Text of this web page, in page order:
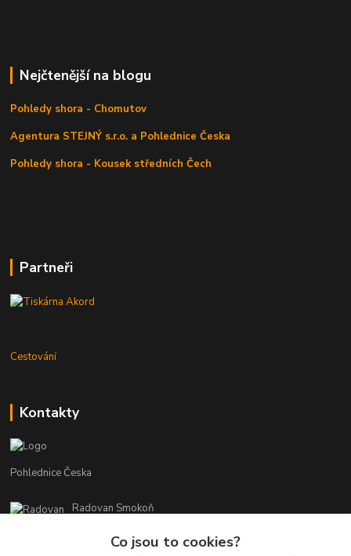
Nejčtenější na blogu
Pohledy shora - Chomutov
Agentura STEJNÝ s.r.o. a Pohlednice Česka
Pohledy shora - Kousek středních Čech
Partneři
Cestování
Kontakty
Pohlednice Česka
Radovan Smokoň
Co jsou to cookies?